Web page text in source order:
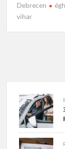
Debrecen
vihar